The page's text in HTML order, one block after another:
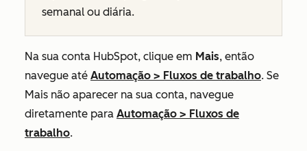
semanal ou diária.
Na sua conta HubSpot, clique em Mais, então
navegue até Automação > Fluxos de trabalho. Se
Mais não aparecer na sua conta, navegue
diretamente para Automação > Fluxos de
trabalho.